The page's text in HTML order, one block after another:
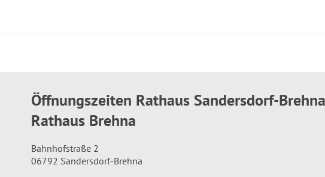
Öffnungszeiten Rathaus Sandersdorf-
Rathaus Brehna
Bahnhofstraße 2
06792 Sandersdorf-Brehna